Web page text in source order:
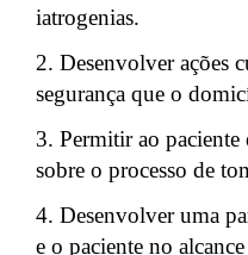
iatrogenias.
Desenvolver ações
segurança que o
Permitir ao
sobre o processo de
Desenvolver uma
e o paciente no